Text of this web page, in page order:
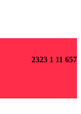
2323 1 11 657